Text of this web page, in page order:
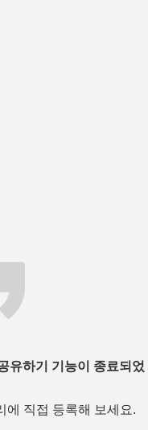
유하기 기능이 종료되었
에 직접 등록해 보세요.